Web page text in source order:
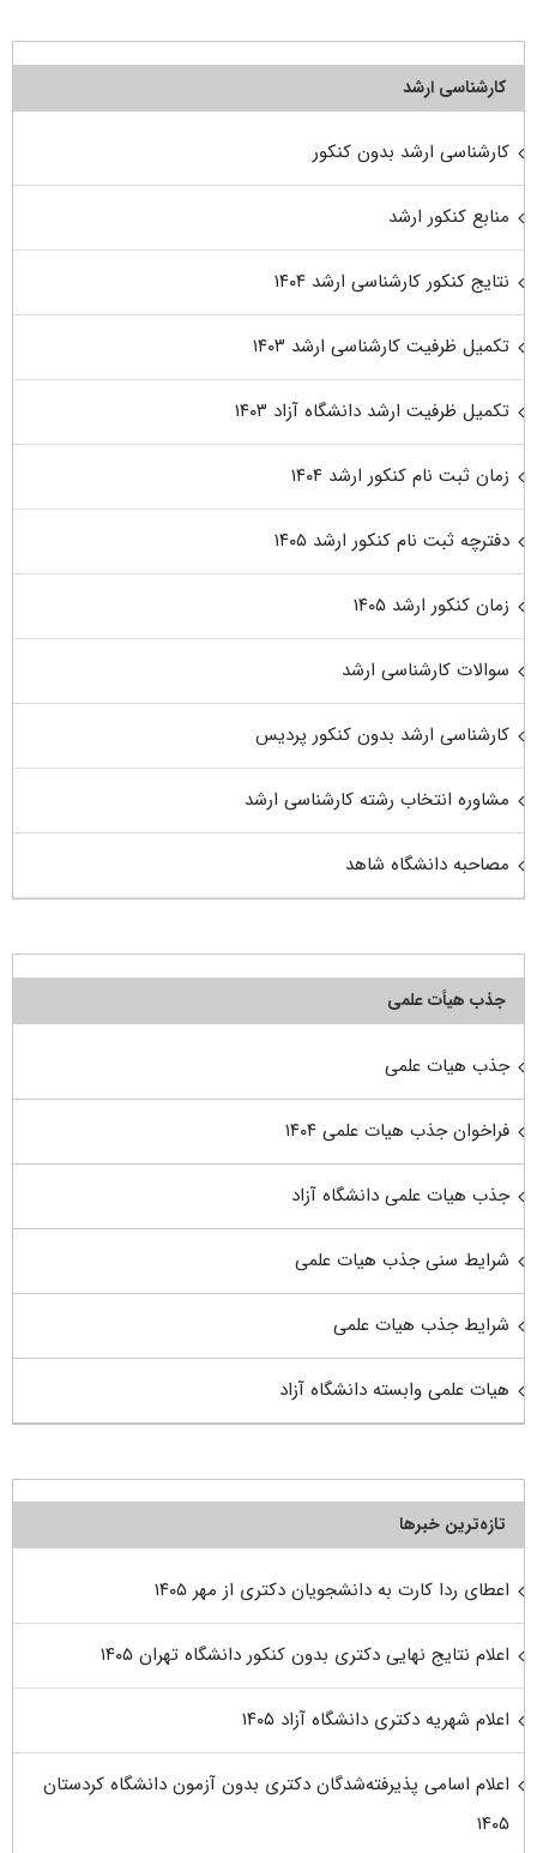
کارشناسی ارشد
کارشناسی ارشد بدون کنکور
منابع کنکور ارشد
نتایج کنکور کارشناسی ارشد ۱۴۰۴
تکمیل ظرفیت کارشناسی ارشد ۱۴۰۳
تکمیل ظرفیت ارشد دانشگاه آزاد ۱۴۰۳
زمان ثبت نام کنکور ارشد ۱۴۰۴
دفترچه ثبت نام کنکور ارشد ۱۴۰۵
زمان کنکور ارشد ۱۴۰۵
سوالات کارشناسی ارشد
کارشناسی ارشد بدون کنکور پردیس
مشاوره انتخاب رشته کارشناسی ارشد
مصاحبه دانشگاه شاهد
جذب هیأت علمی
جذب هیات علمی
فراخوان جذب هیات علمی ۱۴۰۴
جذب هیات علمی دانشگاه آزاد
شرایط سنی جذب هیات علمی
شرایط جذب هیات علمی
هیات علمی وابسته دانشگاه آزاد
تازه‌ترین خبرها
اعطای ردا کارت به دانشجویان دکتری از مهر ۱۴۰۵
اعلام نتایج نهایی دکتری بدون کنکور دانشگاه تهران ۱۴۰۵
اعلام شهریه دکتری دانشگاه آزاد ۱۴۰۵
اعلام اسامی پذیرفته‌شدگان دکتری بدون آزمون دانشگاه کردستان
۱۴۰۵